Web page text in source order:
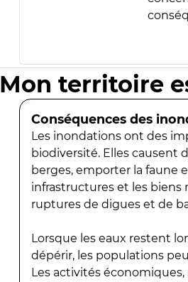
Mon territoire
Conséquences des
Les inondations ont des
biodiversité. Elles causent
berges, emporter la faune
infrastructures et les biens
ruptures de digues et de
Lorsque les eaux restent
dépérir, les populations
Les activités